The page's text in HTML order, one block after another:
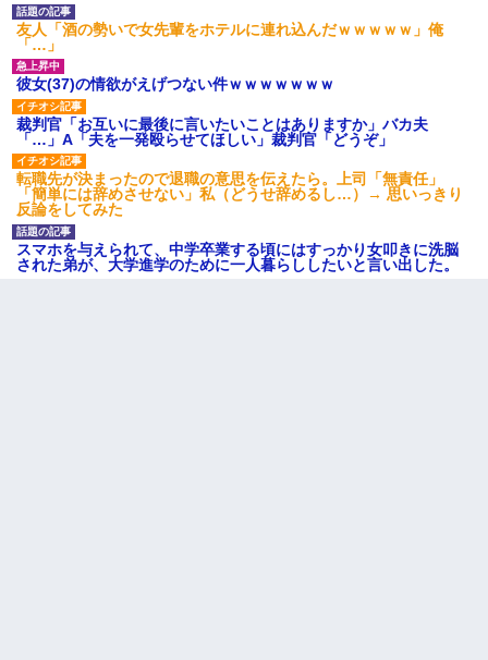
小学生の息子が急に様子がおかしくなった。私「理由を聞いても
『わかんない！』って怒鳴り付けてくるし、困っってる」旦那
「話してみるよ」→ 後日・・・
さっき嫁から、「愛しています」ってメールが届いた。俺も「愛
してます」って送ったら
高1のとき男に襲われ、不妊の叔母に頼まれて出産。→叔母夫婦が
養子縁組してアメリカに子供を連れ帰った。→9・11で叔母夫婦が
亡くなってしまい…
放置子が病院送りになったらしい → 俺（二度と帰ってくるなよ…
友人「酒の勢いで女先輩をホテルに連れ込んだｗｗｗｗｗ」俺
「…」
彼女(37)の情欲がえげつない件ｗｗｗｗｗｗｗ
裁判官「お互いに最後に言いたいことはありますか」バカ夫
「…」A「夫を一発殴らせてほしい」裁判官「どうぞ」
転職先が決まったので退職の意思を伝えたら。上司「無責任」
「簡単には辞めさせない」私（どうせ辞めるし…）→ 思いっきり
反論をしてみた
スマホを与えられて、中学卒業する頃にはすっかり女叩きに洗脳
された弟が、大学進学のために一人暮らししたいと言い出した。